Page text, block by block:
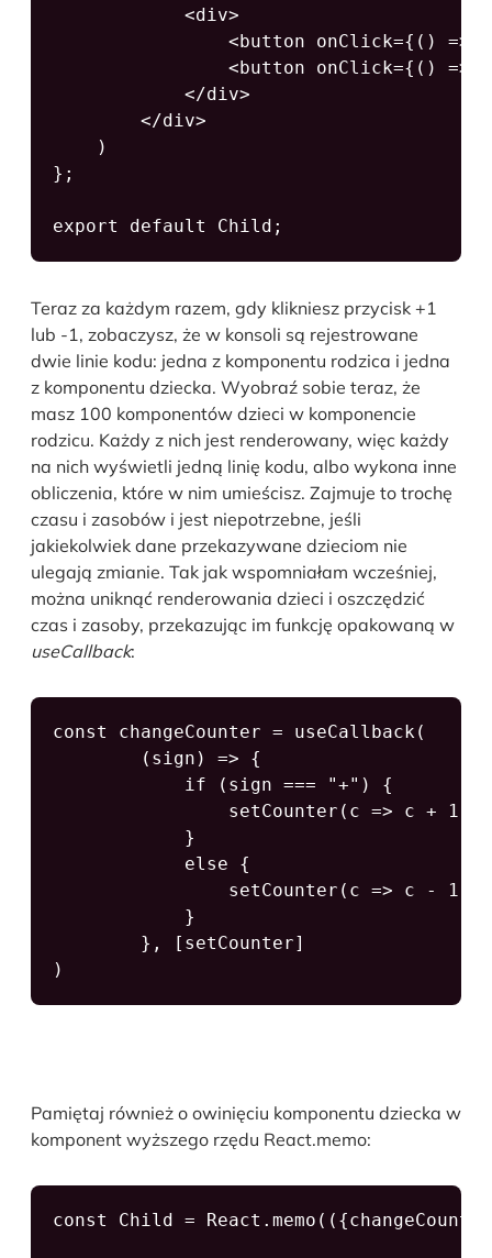
            <div>
<button onClick={() =>
<button onClick={() =>
            </div>
        </div>
    )
};
export default Child;
Teraz za każdym razem, gdy klikniesz przycisk +1
lub -1, zobaczysz, że w konsoli są rejestrowane
dwie linie kodu: jedna z komponentu rodzica i jedna
z komponentu dziecka. Wyobraź sobie teraz, że
masz 100 komponentów dzieci w komponencie
rodzicu. Każdy z nich jest renderowany, więc każdy
na nich wyświetli jedną linię kodu, albo wykona inne
obliczenia, które w nim umieścisz. Zajmuje to trochę
czasu i zasobów i jest niepotrzebne, jeśli
jakiekolwiek dane przekazywane dzieciom nie
ulegają zmianie. Tak jak wspomniałam wcześniej,
można uniknąć renderowania dzieci i oszczędzić
czas i zasoby, przekazując im funkcję opakowaną w
useCallback:
const changeCounter = useCallback(
        (sign) => {
            if (sign === "+") {
                setCounter(c => c + 1);
            }
            else {
                setCounter(c => c - 1);
            }
        }, [setCounter]
)
Pamiętaj również o owinięciu komponentu dziecka w
komponent wyższego rzędu React.memo:
const Child =